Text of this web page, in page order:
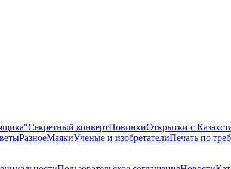
Секретный конвертНовинкиОткрытки с
РазноеМаякиУченые и изобретателиПечать по